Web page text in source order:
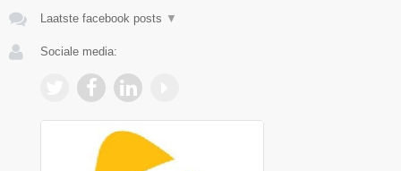
Laatste facebook posts ▼
Sociale media: